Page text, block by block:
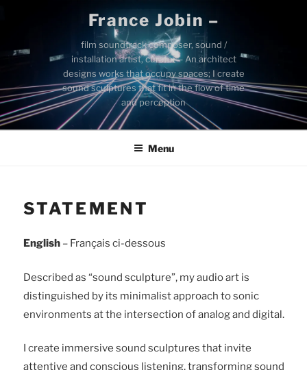
France Jobin –
film soundtrack composer, sound /
installation artist, curator – An architect
designs works that occupy spaces; I create
sound sculptures that fit in the flow of time
and perception
Menu
STATEMENT
English– Français ci-dessous
Described as “sound sculpture”, my audio art is
distinguished by its minimalist approach to sonic
environments at the intersection of analog and digital.
I create immersive sound sculptures that invite
attentive and conscious listening, transforming sound